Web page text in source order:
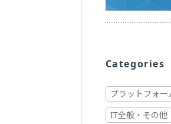
Categories
プラットフォー
IT全般・その他